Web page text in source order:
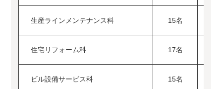
生産ラインメンテナンス科 15名
住宅リフォーム科 17名
ビル設備サービス科 15名